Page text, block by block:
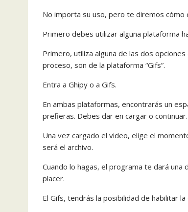
No importa su uso, pero te diremos
Primero debes utilizar alguna plataforma
Primero, utiliza alguna de las dos
proceso, son de la plataforma “Gifs”.
Entra a Ghipy o a Gifs.
En ambas plataformas, encontrarás un
prefieras. Debes dar en cargar o continuar.
Una vez cargado el video, elige el
será el archivo.
Cuando lo hagas, el programa te dará
placer.
El Gifs, tendrás la posibilidad de habilitar